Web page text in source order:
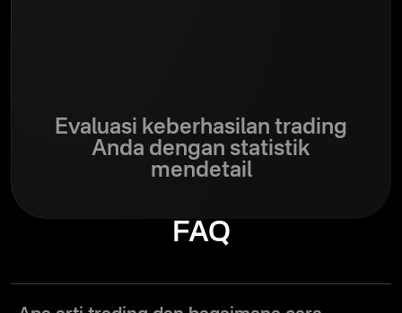
Evaluasi keberhasilan trading
Anda dengan statistik
mendetail
FAQ